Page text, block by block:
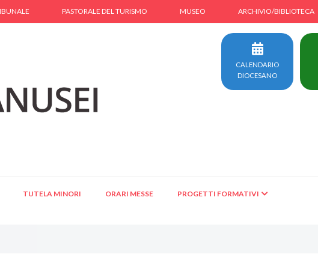
PASTORALE DEL TURISMO MUSEO ARCHIVIO/BIBLIOTECA
CALENDARIO
DIOCESANO
TUTELA MINORI ORARI MESSE PROGETTI FORMATIVI